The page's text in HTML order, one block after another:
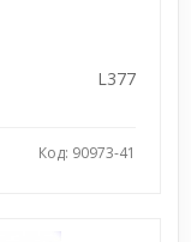
L377
Код: 90973-41